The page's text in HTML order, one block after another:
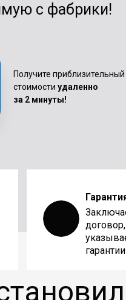
гарантии
Получите
стоимости удаленно
за 2 минуты!
с фабрики!